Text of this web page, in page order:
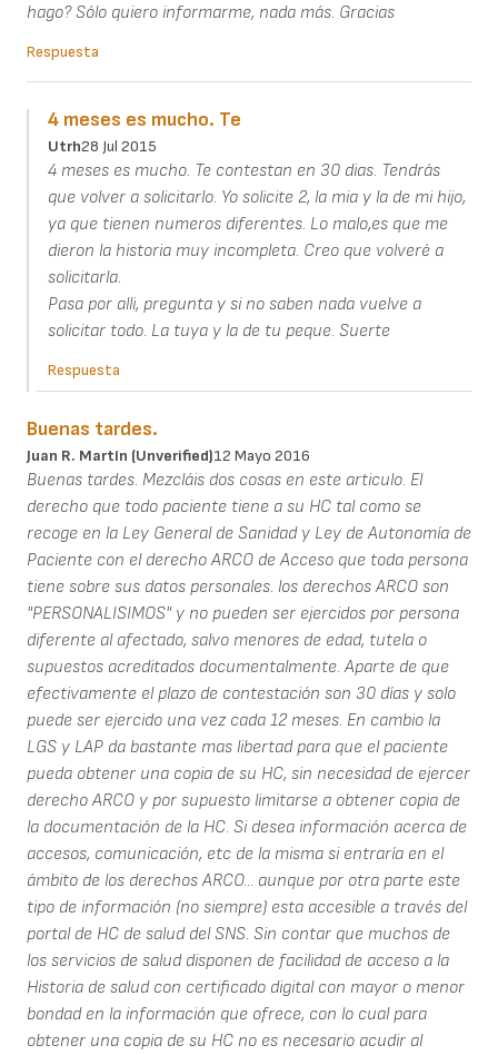
hago? Sólo quiero informarme, nada más. Gracias
Respuesta
4 meses es mucho. Te
Utrh28 Jul 2015
4 meses es mucho. Te contestan en 30 dias. Tendrás
que volver a solicitarlo. Yo solicite 2, la mia y la de mi hijo,
ya que tienen numeros diferentes. Lo malo,es que me
dieron la historia muy incompleta. Creo que volveré a
solicitarla.
Pasa por alli, pregunta y si no saben nada vuelve a
solicitar todo. La tuya y la de tu peque. Suerte
Respuesta
Buenas tardes.
Juan R. Martín (unverified)12 Mayo 2016
Buenas tardes. Mezcláis dos cosas en este articulo. El
derecho que todo paciente tiene a su HC tal como se
recoge en la Ley General de Sanidad y Ley de Autonomía de
Paciente con el derecho ARCO de Acceso que toda persona
tiene sobre sus datos personales. los derechos ARCO son
"PERSONALISIMOS" y no pueden ser ejercidos por persona
diferente al afectado, salvo menores de edad, tutela o
supuestos acreditados documentalmente. Aparte de que
efectivamente el plazo de contestación son 30 días y solo
puede ser ejercido una vez cada 12 meses. En cambio la
LGS y LAP da bastante mas libertad para que el paciente
pueda obtener una copia de su HC, sin necesidad de ejercer
derecho ARCO y por supuesto limitarse a obtener copia de
la documentación de la HC. Si desea información acerca de
accesos, comunicación, etc de la misma si entraría en el
ámbito de los derechos ARCO... aunque por otra parte este
tipo de información (no siempre) esta accesible a través del
portal de HC de salud del SNS. Sin contar que muchos de
los servicios de salud disponen de facilidad de acceso a la
Historia de salud con certificado digital con mayor o menor
bondad en la información que ofrece, con lo cual para
obtener una copia de su HC no es necesario acudir al